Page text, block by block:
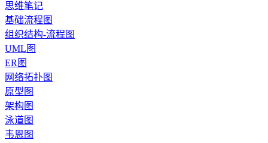
思维笔记
基础流程图
组织结构-流程图
UML图
ER图
网络拓扑图
原型图
架构图
泳道图
韦恩图